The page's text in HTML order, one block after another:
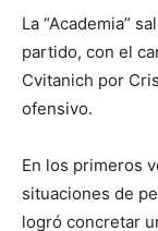
La “Academia”
partido, con el
Cvitanich por
ofensivo.
En los primeros
situaciones de
logró concretar